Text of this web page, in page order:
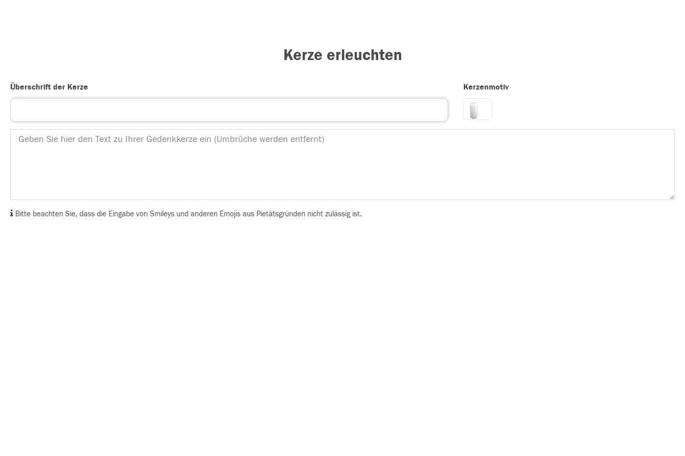
Kerze erleuchten
Überschrift der Kerze Kerzenmotiv
Bitte beachten Sie, dass die Eingabe von Smileys und anderen Emojis aus Pietätsgründen nicht zulässig ist.